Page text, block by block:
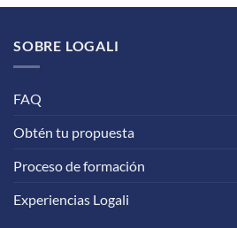
SOBRE LOGALI
FAQ
Obtén tu propuesta
Proceso de formación
Experiencias Logali